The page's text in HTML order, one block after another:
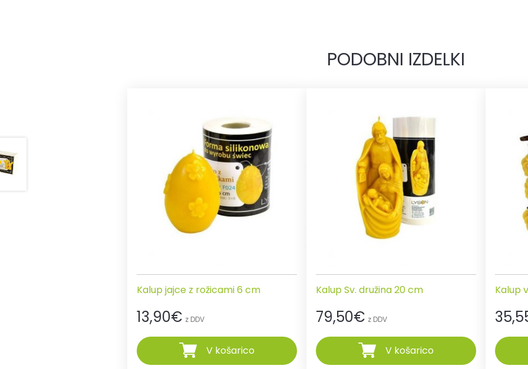
PODOBNI IZDELKI
Kalup jajce z rožicami 6 cm
13,90€ z DDV
V košarico
Kalup Sv. družina 20 cm
79,50€ z DDV
V košarico
Kalup